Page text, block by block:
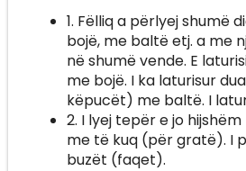
1. Fëlliq a përlyej shumë
bojë, me baltë etj. a me
në shumë vende. E
me bojë. I ka laturisur
këpucët) me baltë. I
2. I lyej tepër e jo
me të kuq (për gratë). I
buzët (faqet).